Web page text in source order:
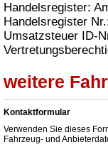
Handelsregister:
Handelsregister
Umsatzsteuer ID-
weitere
Kontaktformular
Verwenden Sie dieses
Fahrzeug- und